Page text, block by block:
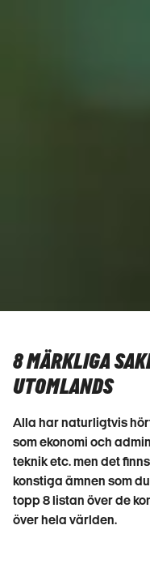
8 MÄRKLIGA
UTOMLANDS
Alla har naturligtvis
som ekonomi och
teknik etc. men det
konstiga ämnen som
topp 8 listan över de
över hela världen.